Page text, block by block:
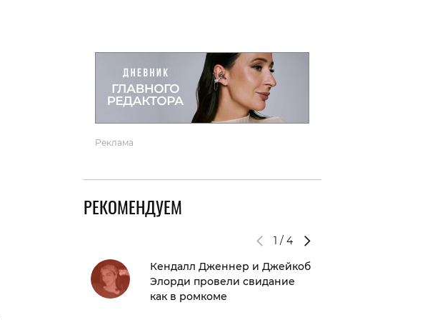
Реклама
РЕКОМЕНДУЕМ
1 /4
Кендалл Дженнер и Джейкоб
Элорди провели свидание
как в ромкоме